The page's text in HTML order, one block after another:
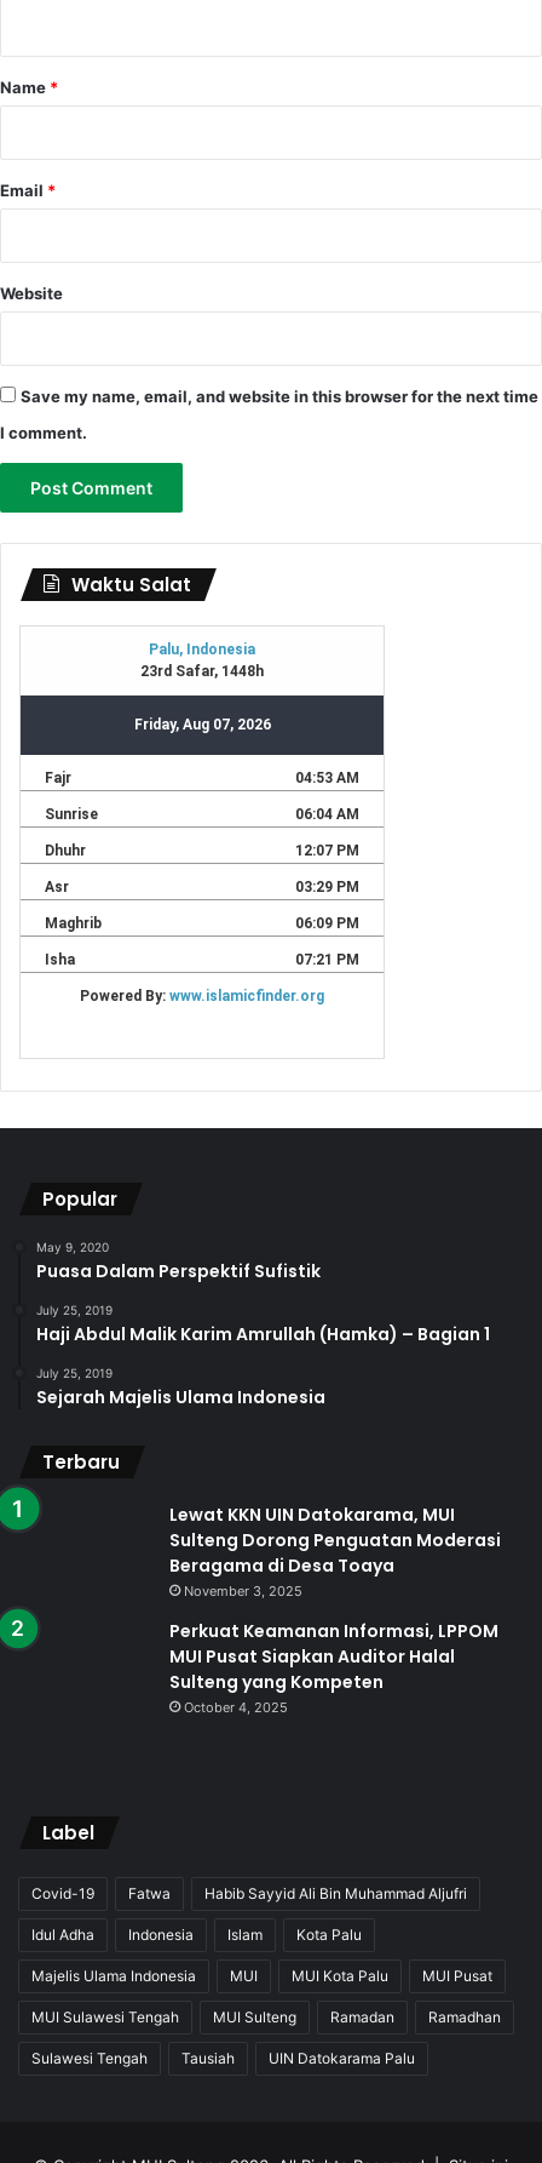
*
Name *
Email *
Website
Save my name, email, and website in this browser for the next time
I comment.
Waktu Salat
Popular
May 9, 2020
Puasa Dalam Perspektif Sufistik
July 25, 2019
Haji Abdul Malik Karim Amrullah (Hamka) – Bagian 1
July 25, 2019
Sejarah Majelis Ulama Indonesia
Terbaru
Lewat KKN UIN Datokarama, MUI
Sulteng Dorong Penguatan Moderasi
Beragama di Desa Toaya
November 3, 2025
Perkuat Keamanan Informasi, LPPOM
MUI Pusat Siapkan Auditor Halal
Sulteng yang Kompeten
October 4, 2025
Label
Covid-19 Fatwa Habib Sayyid Ali Bin Muhammad Aljufri
Idul Adha Indonesia Islam Kota Palu
Majelis Ulama Indonesia MUI MUI Kota Palu MUI Pusat
MUI Sulawesi Tengah MUI Sulteng Ramadan Ramadhan
Sulawesi Tengah Tausiah UIN Datokarama Palu